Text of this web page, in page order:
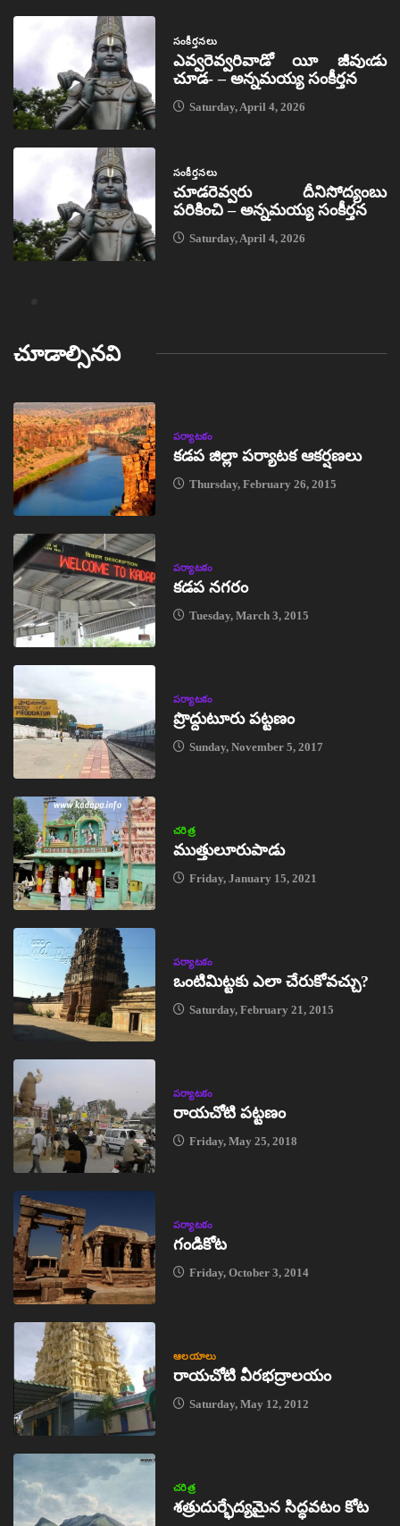
సంకీర్తనలు
ఎవ్వరెవ్వరివాడో యీ జీవుఁడు
చూడ- – అన్నమయ్య సంకీర్తన
Saturday, April 4, 2026
సంకీర్తనలు
చూడరెవ్వరు దీనిసోద్యంబు
పరికించి – అన్నమయ్య సంకీర్తన
Saturday, April 4, 2026
చూడాల్సినవి
పర్యాటకం
కడప జిల్లా పర్యాటక ఆకర్షణలు
Thursday, February 26, 2015
పర్యాటకం
కడప నగరం
Tuesday, March 3, 2015
పర్యాటకం
ప్రొద్దుటూరు పట్టణం
Sunday, November 5, 2017
చరిత్ర
ముత్తులూరుపాడు
Friday, January 15, 2021
పర్యాటకం
ఒంటిమిట్టకు ఎలా చేరుకోవచ్చు?
Saturday, February 21, 2015
పర్యాటకం
రాయచోటి పట్టణం
Friday, May 25, 2018
పర్యాటకం
గండికోట
Friday, October 3, 2014
ఆలయాలు
రాయచోటి వీరభద్రాలయం
Saturday, May 12, 2012
చరిత్ర
శత్రుదుర్భేద్యమైన సిద్ధవటం కోట